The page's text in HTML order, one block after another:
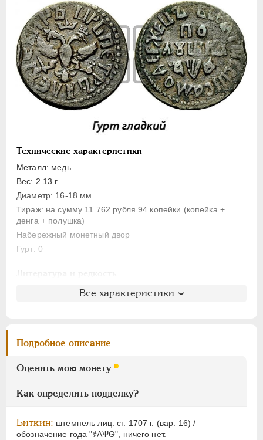
Технические характеристики
Металл: медь
Вес: 2.13 г.
Диаметр: 16-18 мм.
Тираж: на сумму 11 762 рубля 94 копейки (копейка +
денга + полушка)
Набережный монетный двор
Гурт: 0
: #2948 (R1)
Дьяков: 193-9
ГМ: 50.4
Брекке
Все характеристики
Подробное описание
Оценить мою монету
Как определить подделку?
Биткин: штемпель лиц. ст. 1707 г. (вар. 16) /
обозначение года "҂АѰѲ", ничего нет.
1 копейка
Денга
Полушка
Полполушки
Пробные
Для Речи Посполитой
Монетовидные жетоны
1725-1727
ПЕТР II 1727-1729
АННА ИОАННОВНА
ИОАНН АНТОНОВИЧ
ЕЛИЗАВЕТА 1741-1762
ПЕТР III 1762-1762
ЕКАТЕРИНА II 1762-1796
ПАВЕЛ I
1855-1881
ВРЕМЕННОЕ ПРАВ. 1917-1918
ИНОСТРАННЫЕ
1768-1918